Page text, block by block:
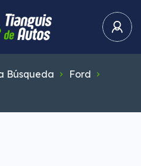
Búsqueda
Ford